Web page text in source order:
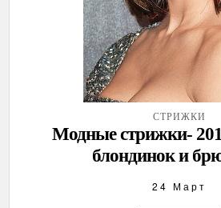
СТРИЖКИ
Модные стрижки-
блондинок и
24 Март